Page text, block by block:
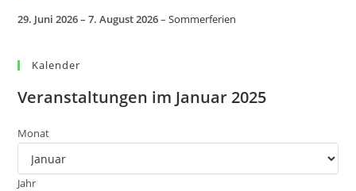
29. Juni 2026– 7. August 2026–Sommerferien
Kalender
Veranstaltungen im Januar 2025
Monat
Jahr